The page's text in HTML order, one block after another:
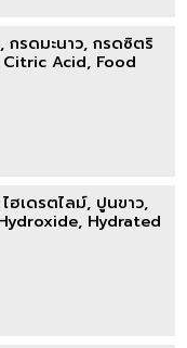
รดมะนาว, กรดซิตริ
Acid, Food
ฮเดรตไลม์, ปูนขาว,
Hydrated